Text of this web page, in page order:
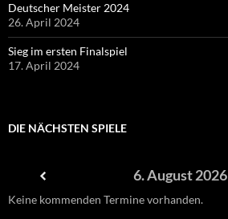
Deutscher Meister 2024
26. April 2024
Sieg im ersten Finalspiel
17. April 2024
DIE NÄCHSTEN SPIELE
6. August 2026
Keine kommenden Termine vorhanden.